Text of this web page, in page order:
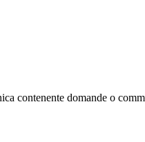
contenente domande o